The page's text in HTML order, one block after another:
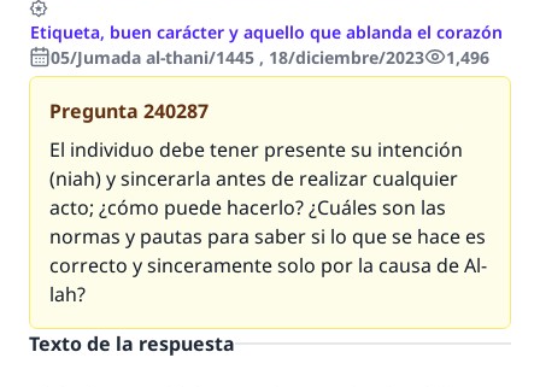
Etiqueta, buen carácter y aquello que ablanda el corazón
05/Jumada al-thani/1445 , 18/diciembre/2023
1,496
Pregunta 240287
El individuo debe tener presente su intención
(niah) y sincerarla antes de realizar cualquier
acto; ¿cómo puede hacerlo? ¿Cuáles son las
normas y pautas para saber si lo que se hace es
correcto y sinceramente solo por la causa de Al-
lah?
Texto de la respuesta